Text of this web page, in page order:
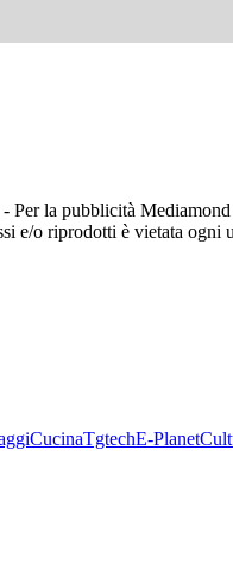
la pubblicità
e/o riprodotti è vietata
CucinaTgtechE-Planet